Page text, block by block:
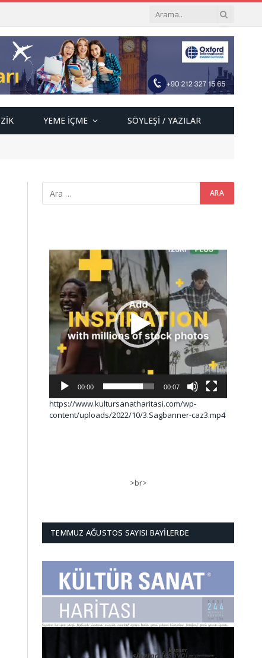
YEME İÇME SÖYLEŞI / YAZILAR
Video
oynatıcı
00:00 00:07
https://www.kultursanatharitasi.com/wp-
content/uploads/2022/10/3.Sagbanner-caz3.mp4
>br>
TEMMUZ AĞUSTOS SAYISI BAYILERDE